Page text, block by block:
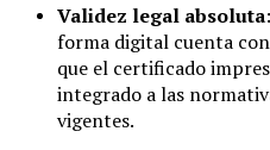
Validez legal absoluta:
forma digital cuenta
que el certificado
integrado a las
vigentes.